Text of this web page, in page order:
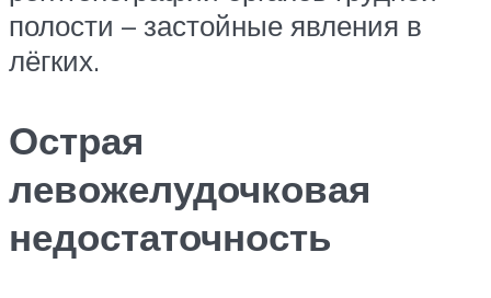
полости – застойные явления в
лёгких.
Острая
левожелудочковая
недостаточность